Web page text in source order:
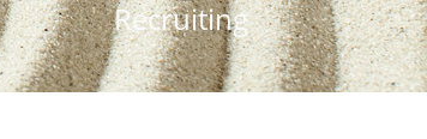
Recruiting